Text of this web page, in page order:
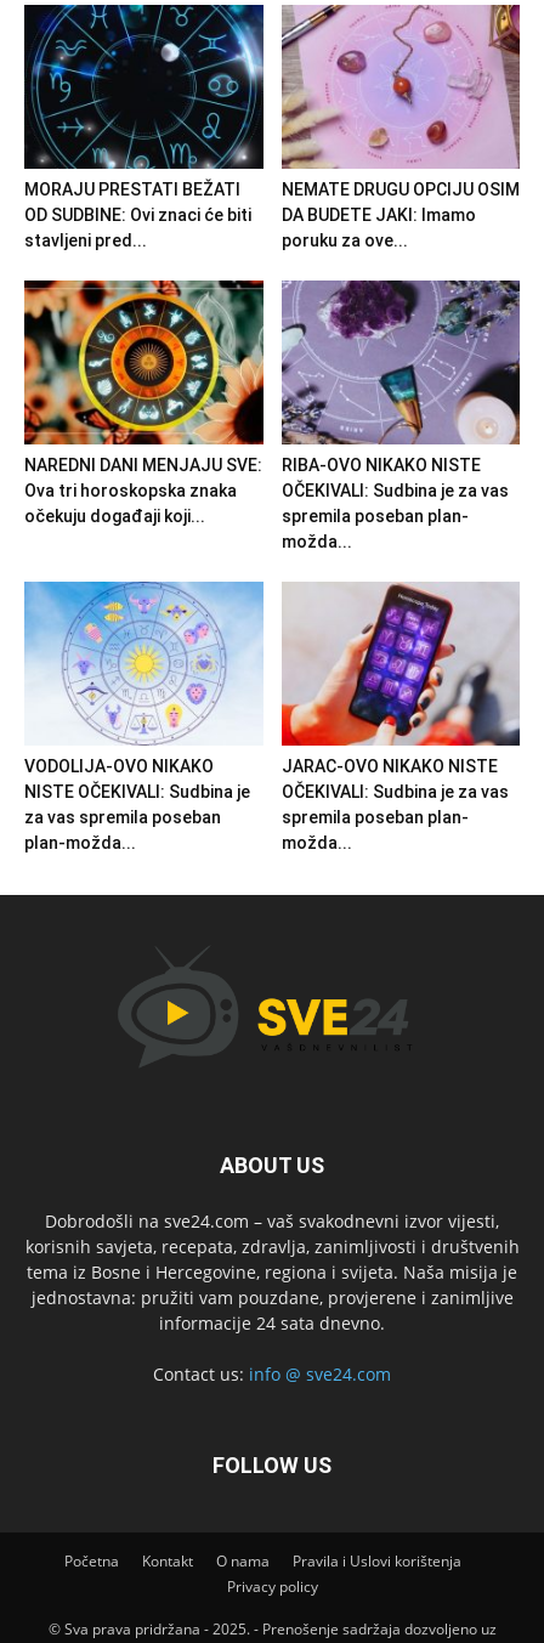
MORAJU PRESTATI BEŽATI
OD SUDBINE: Ovi znaci će biti
stavljeni pred...
NEMATE DRUGU OPCIJU OSIM
DA BUDETE JAKI: Imamo
poruku za ove...
NAREDNI DANI MENJAJU SVE:
Ova tri horoskopska znaka
očekuju događaji koji...
RIBA-OVO NIKAKO NISTE
OČEKIVALI: Sudbina je za vas
spremila poseban plan-
možda...
VODOLIJA-OVO NIKAKO
NISTE OČEKIVALI: Sudbina je
za vas spremila poseban
plan-možda...
JARAC-OVO NIKAKO NISTE
OČEKIVALI: Sudbina je za vas
spremila poseban plan-
možda...
ABOUT US
Dobrodošli na sve24.com – vaš svakodnevni izvor vijesti,
korisnih savjeta, recepata, zdravlja, zanimljivosti i društvenih
tema iz Bosne i Hercegovine, regiona i svijeta. Naša misija je
jednostavna: pružiti vam pouzdane, provjerene i zanimljive
informacije 24 sata dnevno.
Contact us: info @ sve24.com
FOLLOW US
Početna Kontakt O nama
Pravila i Uslovi korištenja
Privacy policy
© Sva prava pridržana - 2025. - Prenošenje sadržaja dozvoljeno uz